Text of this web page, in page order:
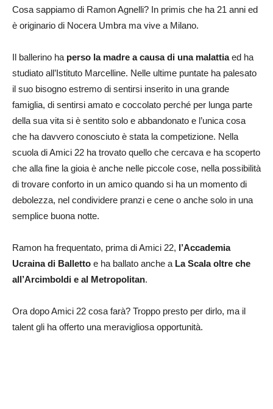
Cosa sappiamo di Ramon Agnelli? In primis che ha 21 anni ed
è originario di Nocera Umbra ma vive a Milano.
Il ballerino ha perso la madre a causa di una malattiaed ha
studiato all’Istituto Marcelline. Nelle ultime puntate ha palesato
il suo bisogno estremo di sentirsi inserito in una grande
famiglia, di sentirsi amato e coccolato perché per lunga parte
della sua vita si è sentito solo e abbandonato e l’unica cosa
che ha davvero conosciuto è stata la competizione. Nella
scuola di Amici 22 ha trovato quello che cercava e ha scoperto
che alla fine la gioia è anche nelle piccole cose, nella possibilità
di trovare conforto in un amico quando si ha un momento di
debolezza, nel condividere pranzi e cene o anche solo in una
semplice buona notte.
Ramon ha frequentato, prima di Amici 22, l’Accademia
Ucraina di Balletto e ha ballato anche a La Scala oltre che
all’Arcimboldi e al Metropolitan.
Ora dopo Amici 22 cosa farà? Troppo presto per dirlo, ma il
talent gli ha offerto una meravigliosa opportunità.